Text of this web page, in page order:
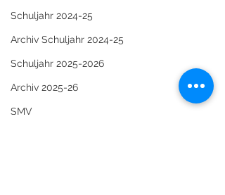
Schuljahr 2024-25
Archiv Schuljahr 2024-25
Schuljahr 2025-2026
Archiv 2025-26
SMV